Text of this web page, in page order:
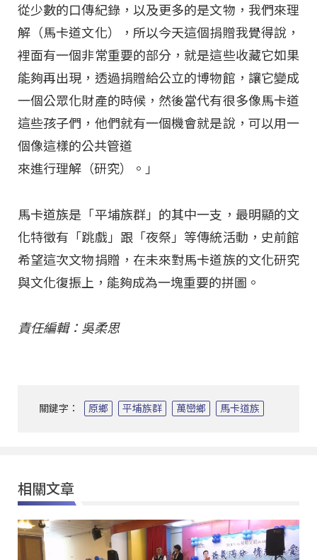
從少數的口傳紀錄，以及更多的是文物，我們來理
解（馬卡道文化），所以今天這個捐贈我覺得說，
裡面有一個非常重要的部分，就是這些收藏它如果
能夠再出現，透過捐贈給公立的博物館，讓它變成
一個公眾化財產的時候，然後當代有很多像馬卡道
這些孩子們，他們就有一個機會就是說，可以用一
個像這樣的公共管道
來進行理解（研究）。」
馬卡道族是「平埔族群」的其中一支，最明顯的文
化特徵有「跳戲」跟「夜祭」等傳統活動，史前館
希望這次文物捐贈，在未來對馬卡道族的文化研究
與文化復振上，能夠成為一塊重要的拼圖。
責任編輯：吳柔思
關鍵字： 原鄉 平埔族群 萬巒鄉 馬卡道族
相關文章